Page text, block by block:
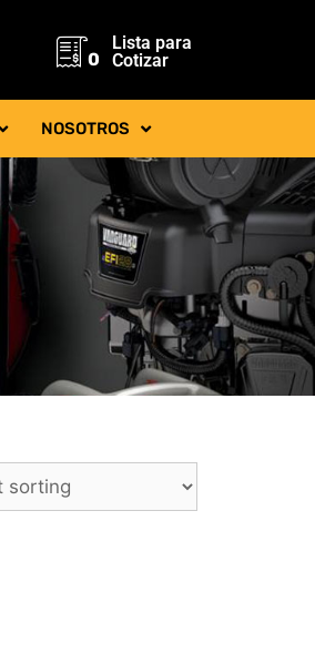
0
Lista para
Cotizar
NOSOTROS